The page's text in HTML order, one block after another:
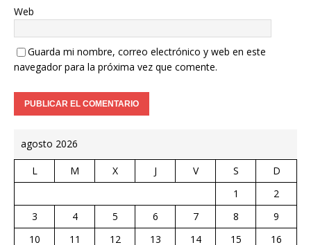
Web
Guarda mi nombre, correo electrónico y web en este
navegador para la próxima vez que comente.
agosto 2026
L M X J V S
D
1
2
3
4 5 6 7 8
9
10
11 12 13 14 15 16